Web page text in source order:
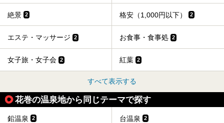
絶景 2 格安（1,000円以下） 2
エステ・マッサージ 2 お食事・食事処 2
女子旅・女子会 2 紅葉 2
すべて表示する
花巻の温泉地から同じテーマで探す
鉛温泉 2 台温泉 2